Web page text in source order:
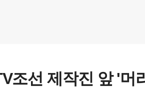
조선 제작진 앞 '머